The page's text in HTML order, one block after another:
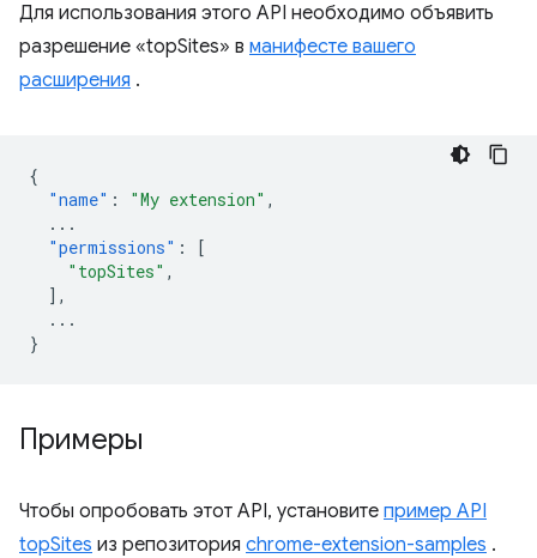
Для использования этого API необходимо объявить
разрешение «topSites» в манифесте вашего
расширения .
{
"name" : "My extension" ,
...
"permissions" :
[
"topSites" ,
],
...
}
Примеры
Чтобы опробовать этот API, установите пример API
topSites из репозитория chrome-extension-samples .